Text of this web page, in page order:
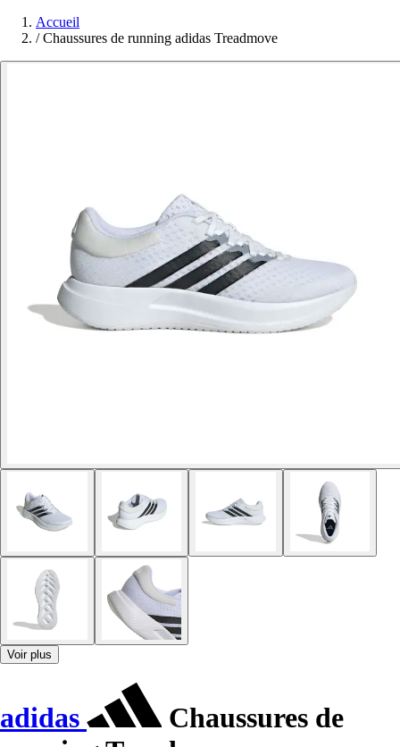
Accueil
/ Chaussures de running adidas Treadmove
Voir plus
adidas
Chaussures de